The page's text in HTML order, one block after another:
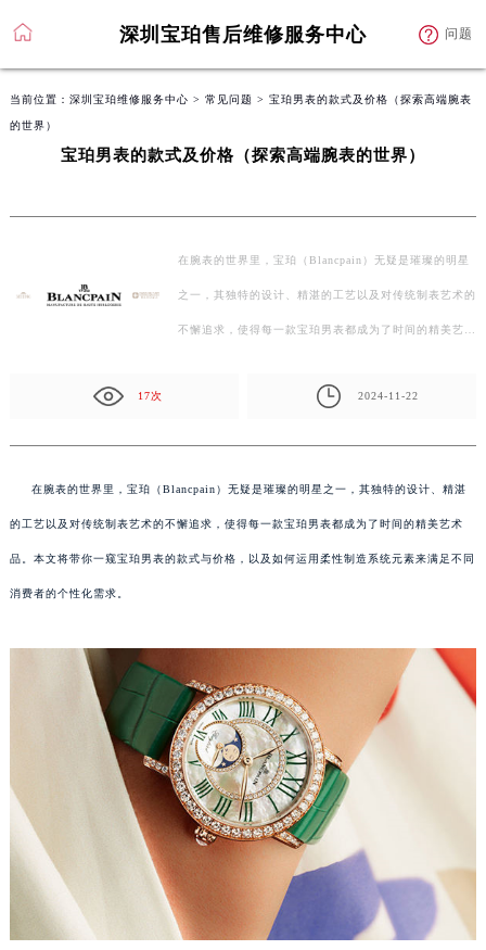
深圳宝珀售后维修服务中心 问题
当前位置： 深圳宝珀维修服务中心 > 常见问题 > 宝珀男表的款式及价格（探索高端腕表
的世界）
宝珀男表的款式及价格（探索高端腕表的世界）
在腕表的世界里，宝珀（Blancpain）无疑是璀璨的明星
之一，其独特的设计、精湛的工艺以及对传统制表艺术的
不懈追求，使得每一款宝珀男表都成为了时间的精美艺术
17次 2024-11-22
在腕表的世界里，宝珀（Blancpain）无疑是璀璨的明星之一，其独特的设计、精湛
的工艺以及对传统制表艺术的不懈追求，使得每一款宝珀男表都成为了时间的精美艺术
品。本文将带你一窥宝珀男表的款式与价格，以及如何运用柔性制造系统元素来满足不同
消费者的个性化需求。